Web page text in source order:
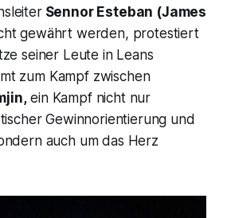
Sennor Esteban (James
gewährt werden, protestiert
seiner Leute in Leans
zum Kampf zwischen
ein Kampf nicht nur
Gewinnorientierung und
auch um das Herz